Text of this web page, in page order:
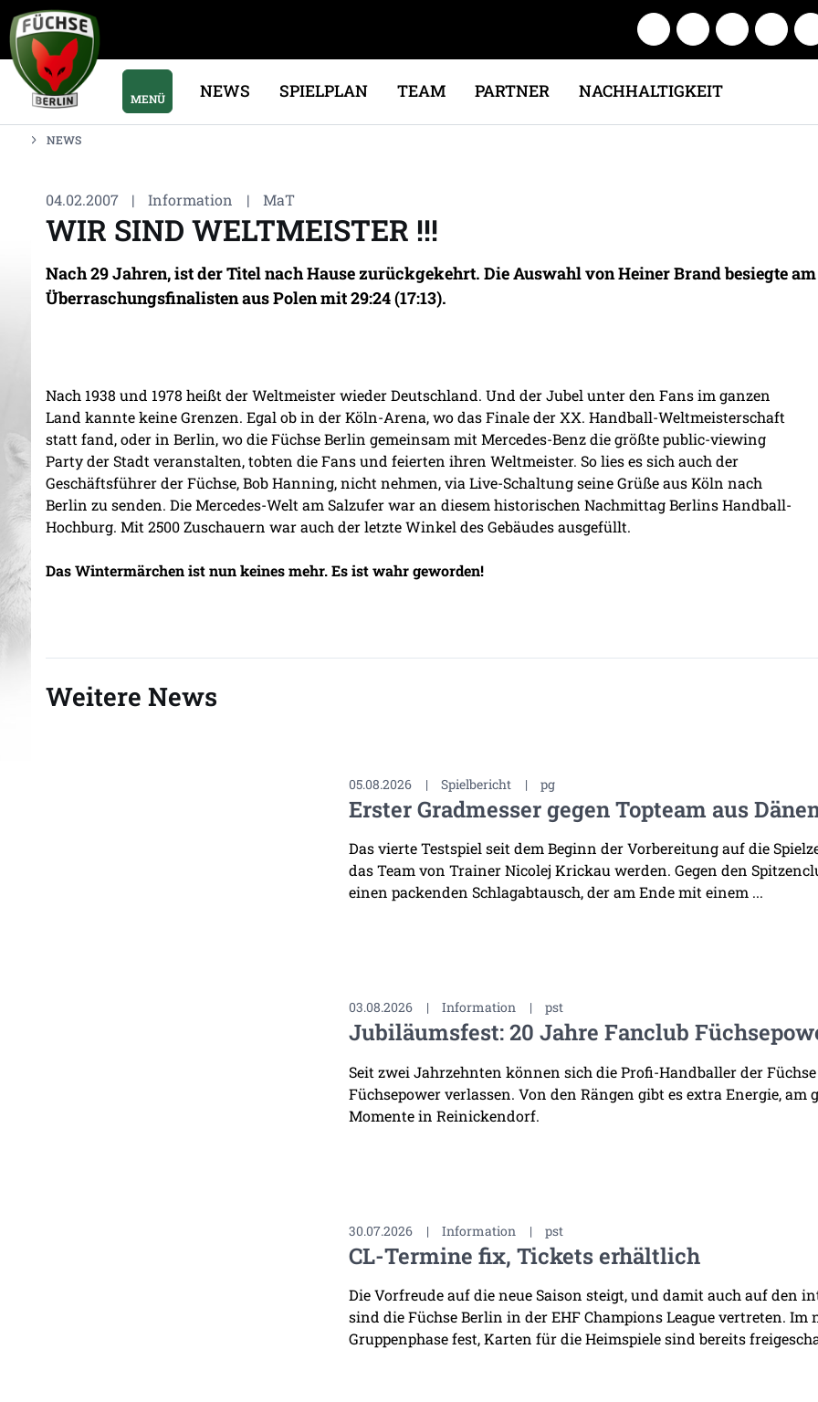
MENÜ NEWS SPIELPLAN TEAM PARTNER NACHHALTIGKEIT
NEWS
04.02.2007 | Information | MaT
WIR SIND WELTMEISTER !!!
Nach 29 Jahren, ist der Titel nach Hause zurückgekehrt. Die Auswahl von Heiner Brand besiegte
Überraschungsfinalisten aus Polen mit 29:24 (17:13).
Nach 1938 und 1978 heißt der Weltmeister wieder Deutschland. Und der Jubel unter den Fans im ganzen
Land kannte keine Grenzen. Egal ob in der Köln-Arena, wo das Finale der XX. Handball-Weltmeisterschaft
statt fand, oder in Berlin, wo die Füchse Berlin gemeinsam mit Mercedes-Benz die größte public-viewing
Party der Stadt veranstalten, tobten die Fans und feierten ihren Weltmeister. So lies es sich auch der
Geschäftsführer der Füchse, Bob Hanning, nicht nehmen, via Live-Schaltung seine Grüße aus Köln nach
Berlin zu senden. Die Mercedes-Welt am Salzufer war an diesem historischen Nachmittag Berlins Handball-
Hochburg. Mit 2500 Zuschauern war auch der letzte Winkel des Gebäudes ausgefüllt.
Das Wintermärchen ist nun keines mehr. Es ist wahr geworden!
Weitere News
05.08.2026 | Spielbericht | pg
Erster Gradmesser gegen Topteam aus
Das vierte Testspiel seit dem Beginn der Vorbereitung auf die
das Team von Trainer Nicolej Krickau werden. Gegen den
einen packenden Schlagabtausch, der am Ende mit einem ...
03.08.2026 | Information | pst
Jubiläumsfest: 20 Jahre Fanclub
Seit zwei Jahrzehnten können sich die Profi-Handballer der
Füchsepower verlassen. Von den Rängen gibt es extra Energie,
Momente in Reinickendorf.
30.07.2026 | Information | pst
CL-Termine fix, Tickets erhältlich
Die Vorfreude auf die neue Saison steigt, und damit auch auf den
sind die Füchse Berlin in der EHF Champions League vertreten.
Gruppenphase fest, Karten für die Heimspiele sind bereits